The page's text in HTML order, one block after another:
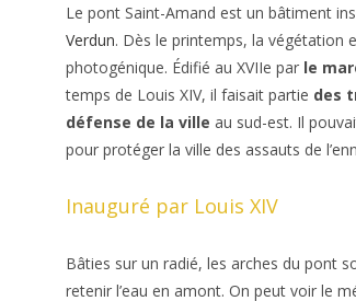
Le pont Saint-Amand est un bâtiment
Verdun. Dès le printemps, la végétation
photogénique. Édifié au XVIIe par le
temps de Louis XIV, il faisait partie des
défense de la ville au sud-est. Il
pour protéger la ville des assauts de
Inauguré par Louis XIV
Bâties sur un radié, les arches du pont
retenir l’eau en amont. On peut voir le